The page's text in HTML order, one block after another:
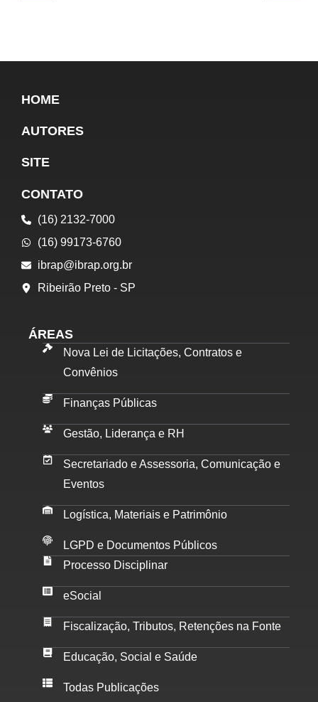
HOME
AUTORES
SITE
CONTATO
(16) 2132-7000
(16) 99173-6760
ibrap@ibrap.org.br
Ribeirão Preto - SP
ÁREAS
Nova Lei de Licitações, Contratos e
Convênios
Finanças Públicas
Gestão, Liderança e RH
Secretariado e Assessoria, Comunicação e
Eventos
Logística, Materiais e Patrimônio
LGPD e Documentos Públicos
Processo Disciplinar
eSocial
Fiscalização, Tributos, Retenções na Fonte
Educação, Social e Saúde
Todas Publicações